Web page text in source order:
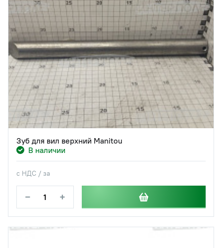
Зуб для вил верхний Manitou
В наличии
с НДС / за
− +